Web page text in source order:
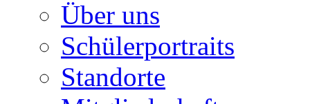
Über uns
Schülerportraits
Standorte